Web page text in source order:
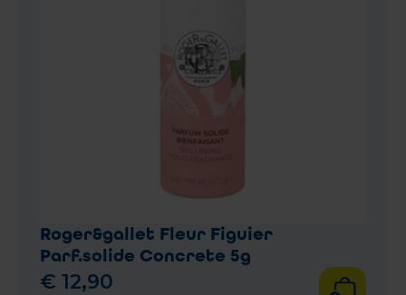
Roger&gallet Fleur Figuier
Parf.solide Concrete 5g
€ 12,90